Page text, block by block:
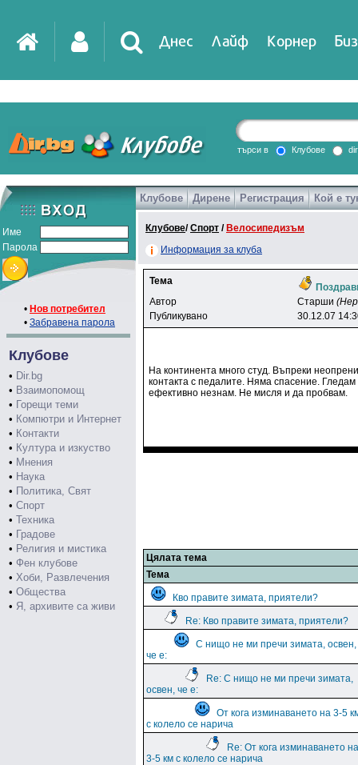
Днес Лайф Корнер
DirTV Impressio
Games
търси в Клубове
Име
Парола
• Нов потребител
• Забравена парола
Клубове
• Dir.bg
• Взаимопомощ
• Горещи теми
• Компютри и Интернет
• Контакти
• Култура и изкуство
• Мнения
• Наука
• Политика, Свят
• Спорт
• Техника
• Градове
• Религия и мистика
• Фен клубове
• Хоби, Развлечения
• Общества
• Я, архивите са живи
Клубове Дирене Регистрация Кой е
Клубове/Спорт / Велосипедизъм
Информация за клуба
Тема
Автор
Cтapши
Публикувано
30.12.07
На континента много студ. Въпреки
контакта с педалите. Няма спасение. Гледам
ефективно незнам. Не мисля и да пробвам.
Цялата тема
Тема
Кво правите зимата, приятели?
Re: Кво правите зимата, приятели?
С нищо не ми пречи зимата, освен,
че е:
Re: С нищо не ми пречи зимата,
освен, че е:
От кога изминаването на 3-5
с колело се нарича
Re: От кога изминаването на
3-5 км с колело се нарича